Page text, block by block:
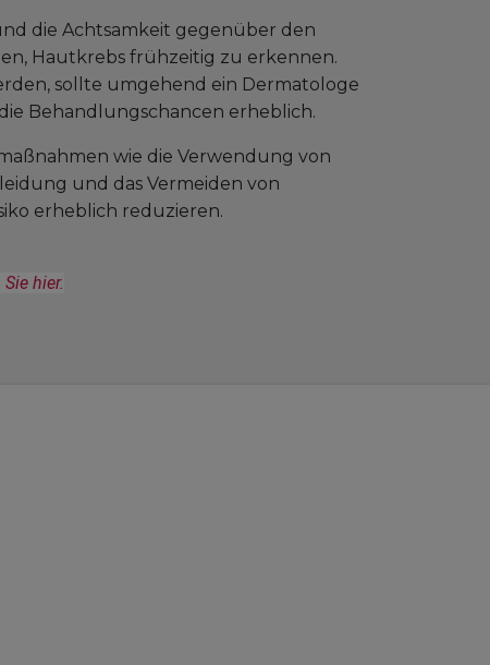
die Achtsamkeit gegenüber den
Hautkrebs frühzeitig zu erkennen.
sollte umgehend ein Dermatologe
Behandlungschancen erheblich.
wie die Verwendung von
und das Vermeiden von
erheblich reduzieren.
hier.